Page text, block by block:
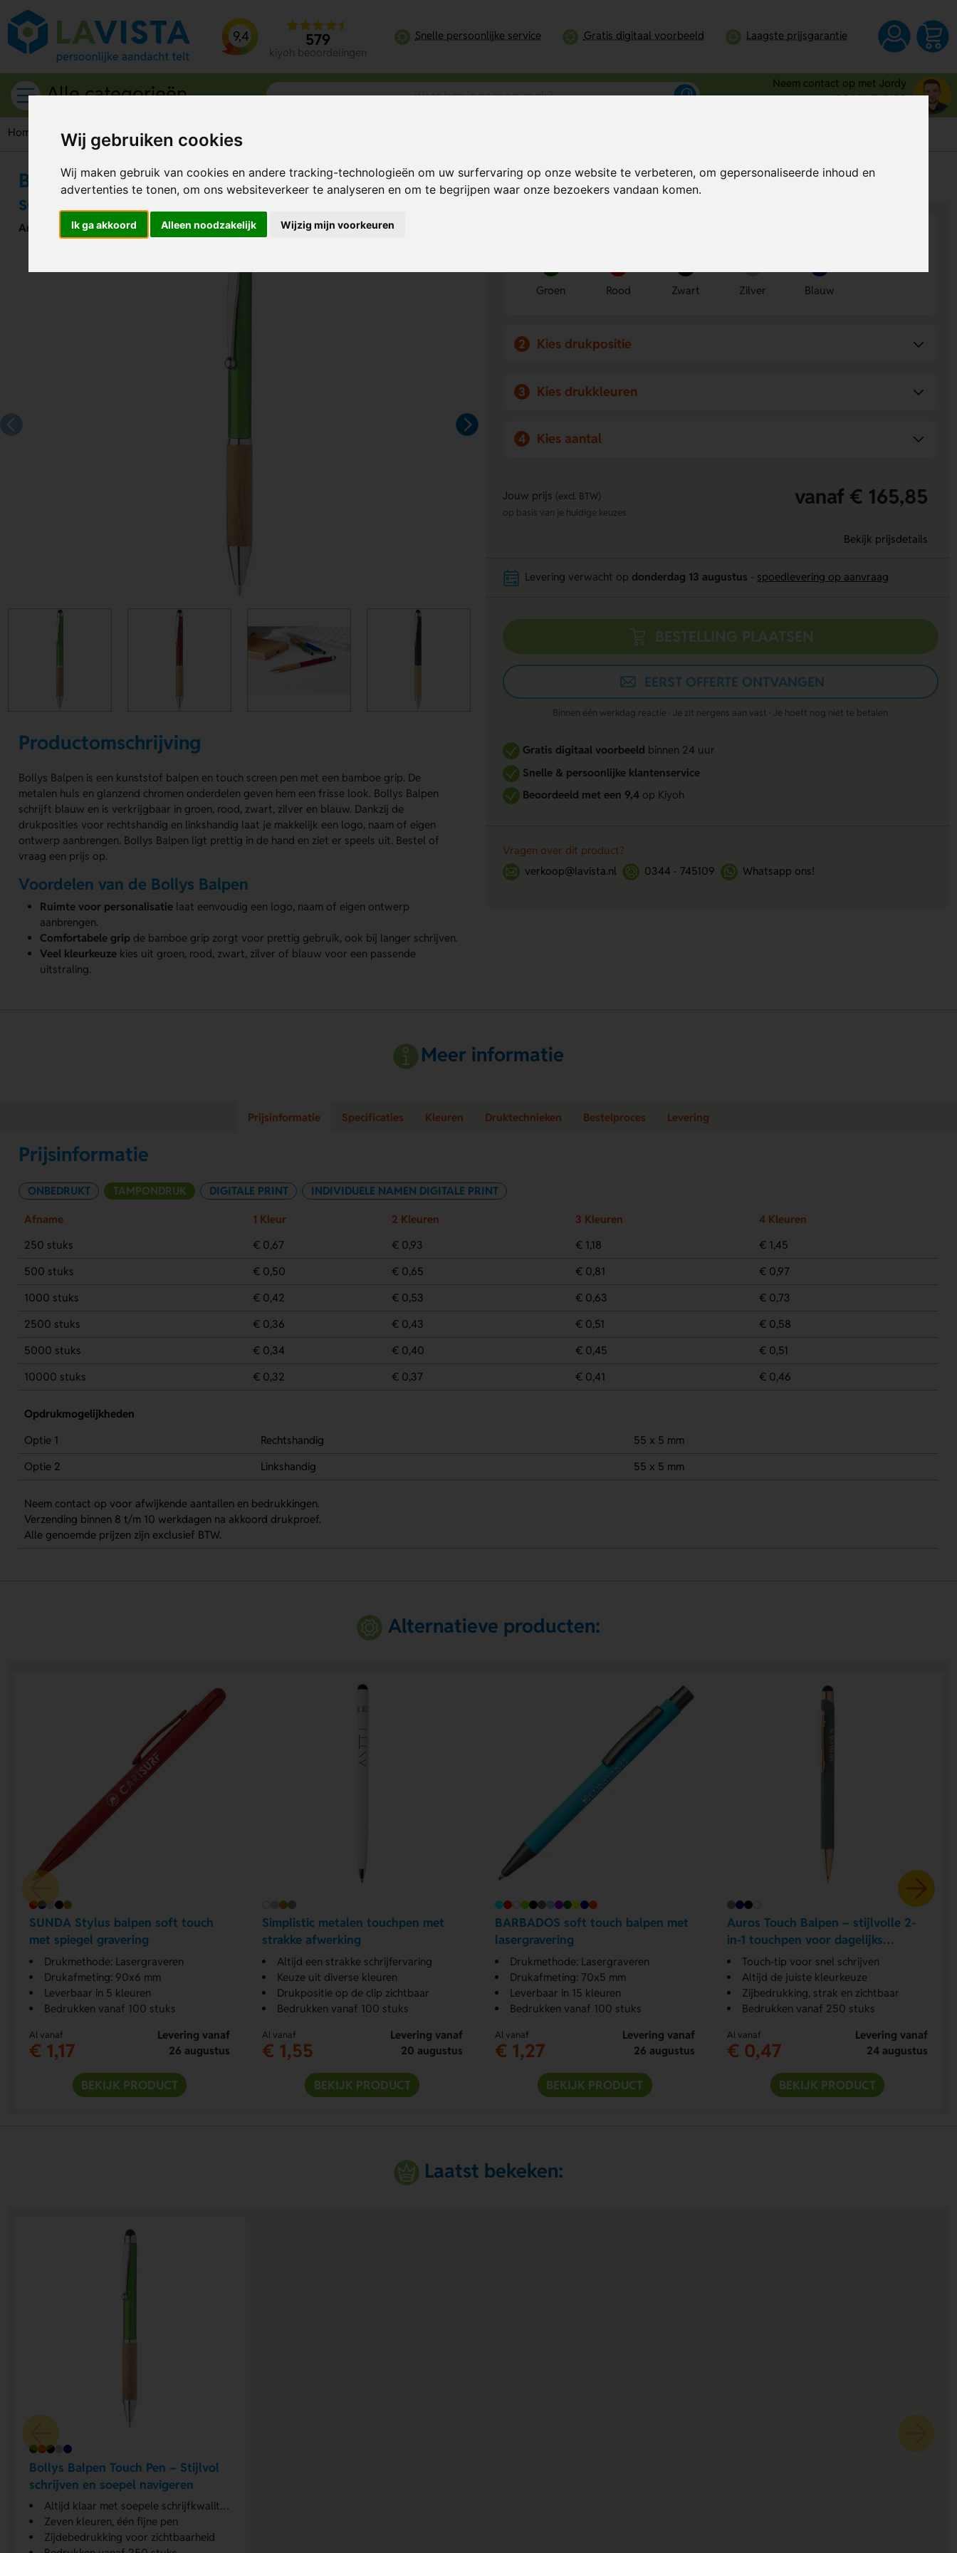
Wij gebruiken cookies
Wij maken gebruik van cookies en andere tracking-technologieën om uw surfervaring op onze website te verbeteren, om gepersonaliseerde inhoud en
advertenties te tonen, om ons websiteverkeer te analyseren en om te begrijpen waar onze bezoekers vandaan komen.
Ik ga akkoord Alleen noodzakelijk Wijzig mijn voorkeuren
9,4 579
kiyoh beoordelingen
Snelle persoonlijke service Gratis digitaal voorbeeld Laagste prijsgarantie
Alle categorieën
Neem contact op met Jordy
0344 - 745109
Home Schrijfwaren Pennen Touch pennen
Bollys Balpen Touch Pen – Stijlvol schrijven en
soepel navigeren
Artikelnummer:291092
Productomschrijving
Bollys Balpen is een kunststof balpen en touch screen pen met een bamboe grip. De
metalen huls en glanzend chromen onderdelen geven hem een frisse look. Bollys Balpen
schrijft blauw en is verkrijgbaar in groen, rood, zwart, zilver en blauw. Dankzij de
drukposities voor rechtshandig en linkshandig laat je makkelijk een logo, naam of eigen
ontwerp aanbrengen. Bollys Balpen ligt prettig in de hand en ziet er speels uit. Bestel of
vraag een prijs op.
Voordelen van de Bollys Balpen
Ruimte voor personalisatie laat eenvoudig een logo, naam of eigen ontwerp
aanbrengen.
Comfortabele grip de bamboe grip zorgt voor prettig gebruik, ook bij langer schrijven.
Veel kleurkeuze kies uit groen, rood, zwart, zilver of blauw voor een passende
uitstraling.
Bereken mijn prijs Al vanaf€ 0,32 per stuk (excl. BTW)
Groen Rood Zwart Zilver Blauw
2 Kies drukpositie
3 Kies drukkleuren
4 Kies aantal
Jouw prijs (excl. BTW) vanaf € 165,85
op basis van je huidige keuzes
Bekijk prijsdetails
Levering verwacht op donderdag 13 augustus spoedlevering op aanvraag
BESTELLING PLAATSEN
EERST OFFERTE ONTVANGEN
Binnen één werkdag reactie · Je zit nergens aan vast · Je hoeft nog niet te betalen
Gratis digitaal voorbeeldbinnen 24 uur
Snelle & persoonlijke klantenservice
Beoordeeld met een 9,4op Kiyoh
Vragen over dit product?
verkoop@lavista.nl
0344 - 745109 Whatsapp ons!
Meer informatie
Prijsinformatie Specificaties Kleuren Druktechnieken Bestelproces Levering
Prijsinformatie
ONBEDRUKT TAMPONDRUK DIGITALE PRINT INDIVIDUELE NAMEN DIGITALE PRINT
Afname 1 Kleur 2 Kleuren 3 Kleuren
4 Kleuren
250 stuks
€ 0,67 € 0,93 € 1,18
€ 1,45
500 stuks
€ 0,50 € 0,65 € 0,81
€ 0,97
1000 stuks
€ 0,42 € 0,53 € 0,63
€ 0,73
2500 stuks
€ 0,36 € 0,43 € 0,51
€ 0,58
5000 stuks
€ 0,34 € 0,40 € 0,45
€ 0,51
10000 stuks
€ 0,32 € 0,37 € 0,41 € 0,46
Opdrukmogelijkheden
Optie 1
Rechtshandig
55 x 5 mm
Optie 2
Linkshandig 55 x 5 mm
Neem contact op voor afwijkende aantallen en bedrukkingen.
Verzending binnen 8 t/m 10 werkdagen na akkoord drukproef.
Alle genoemde prijzen zijn exclusief BTW.
Alternatieve producten:
SUNDA Stylus balpen soft touch
met spiegel gravering
Drukmethode: Lasergraveren
Drukafmeting: 90x6 mm
Leverbaar in 5 kleuren
Bedrukken vanaf 100 stuks
Al vanaf
€ 1,17
Levering vanaf
26 augustus
BEKIJK PRODUCT
Simplistic metalen touchpen met
strakke afwerking
Altijd een strakke schrijfervaring
Keuze uit diverse kleuren
Drukpositie op de clip zichtbaar
Bedrukken vanaf 100 stuks
Al vanaf
€ 1,55
Levering vanaf
20 augustus
BEKIJK PRODUCT
BARBADOS soft touch balpen met
lasergravering
Drukmethode: Lasergraveren
Drukafmeting: 70x5 mm
Leverbaar in 15 kleuren
Bedrukken vanaf 100 stuks
Al vanaf
€ 1,27
Levering vanaf
26 augustus
BEKIJK PRODUCT
Auros Touch Balpen – stijlvolle 2-
in-1 touchpen voor dagelijks
gebruik
Touch-tip voor snel schrijven
Altijd de juiste kleurkeuze
Zijbedrukking, strak en zichtbaar
Bedrukken vanaf 250 stuks
Al vanaf
€ 0,47
Levering vanaf
24 augustus
BEKIJK PRODUCT
Laatst bekeken:
Bollys Balpen Touch Pen – Stijlvol
schrijven en soepel navigeren
Altijd klaar met soepele schrijfkwaliteit
Zeven kleuren, één fijne pen
Zijdebedrukking voor zichtbaarheid